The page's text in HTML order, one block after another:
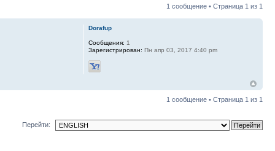
1 сообщение • Страница 1 из 1
Dorafup
Сообщения: 1
Зарегистрирован: Пн апр 03, 2017 4:40 pm
1 сообщение • Страница 1 из 1
Перейти: